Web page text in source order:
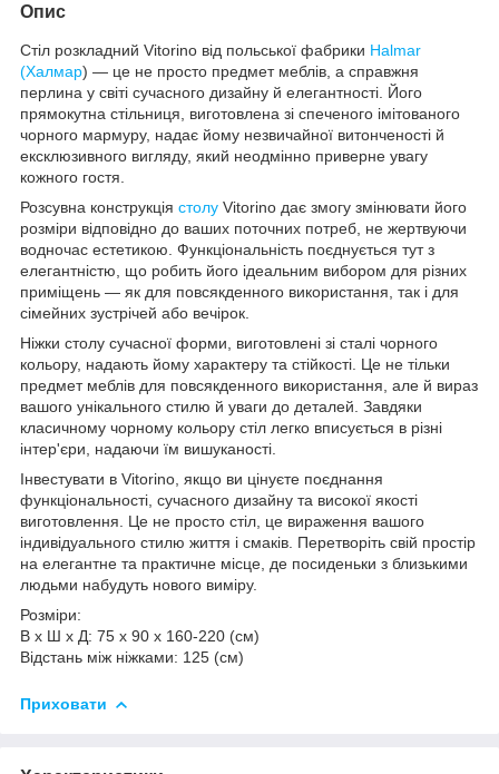
Опис
Стіл розкладний Vitorino від польської фабрики Halmar
(Халмар) — це не просто предмет меблів, а справжня
перлина у світі сучасного дизайну й елегантності. Його
прямокутна стільниця, виготовлена зі спеченого імітованого
чорного мармуру, надає йому незвичайної витонченості й
ексклюзивного вигляду, який неодмінно приверне увагу
кожного гостя.
Розсувна конструкція столу Vitorino дає змогу змінювати його
розміри відповідно до ваших поточних потреб, не жертвуючи
водночас естетикою. Функціональність поєднується тут з
елегантністю, що робить його ідеальним вибором для різних
приміщень — як для повсякденного використання, так і для
сімейних зустрічей або вечірок.
Ніжки столу сучасної форми, виготовлені зі сталі чорного
кольору, надають йому характеру та стійкості. Це не тільки
предмет меблів для повсякденного використання, але й вираз
вашого унікального стилю й уваги до деталей. Завдяки
класичному чорному кольору стіл легко вписується в різні
інтер'єри, надаючи їм вишуканості.
Інвестувати в Vitorino, якщо ви цінуєте поєднання
функціональності, сучасного дизайну та високої якості
виготовлення. Це не просто стіл, це вираження вашого
індивідуального стилю життя і смаків. Перетворіть свій простір
на елегантне та практичне місце, де посиденьки з близькими
людьми набудуть нового виміру.
Розміри:
В х Ш х Д: 75 х 90 х 160-220 (см)
Відстань між ніжками: 125 (см)
Приховати